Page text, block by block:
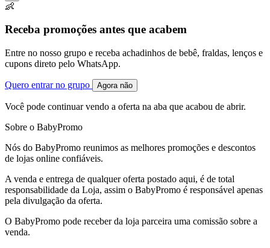
👶
Receba promoções antes que acabem
Entre no nosso grupo e receba achadinhos de bebê, fraldas, lenços e
cupons direto pelo WhatsApp.
Quero entrar no grupo Agora não
Você pode continuar vendo a oferta na aba que acabou de abrir.
Sobre o BabyPromo
Nós do BabyPromo reunimos as melhores promoções e descontos
de lojas online confiáveis.
A venda e entrega de qualquer oferta postado aqui, é de total
responsabilidade da Loja, assim o BabyPromo é responsável apenas
pela divulgação da oferta.
O BabyPromo pode receber da loja parceira uma comissão sobre a
venda.